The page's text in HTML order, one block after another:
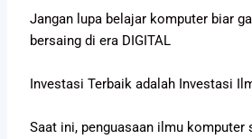
Jangan lupa belajar komputer biar
bersaing di era DIGITAL
Investasi Terbaik adalah Investasi
Saat ini, penguasaan ilmu komputer